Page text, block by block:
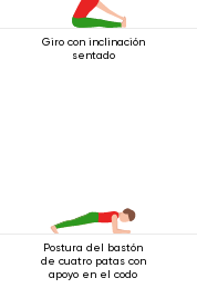
Giro con inclinación
sentado
Postura del bastón
de cuatro patas con
apoyo en el codo